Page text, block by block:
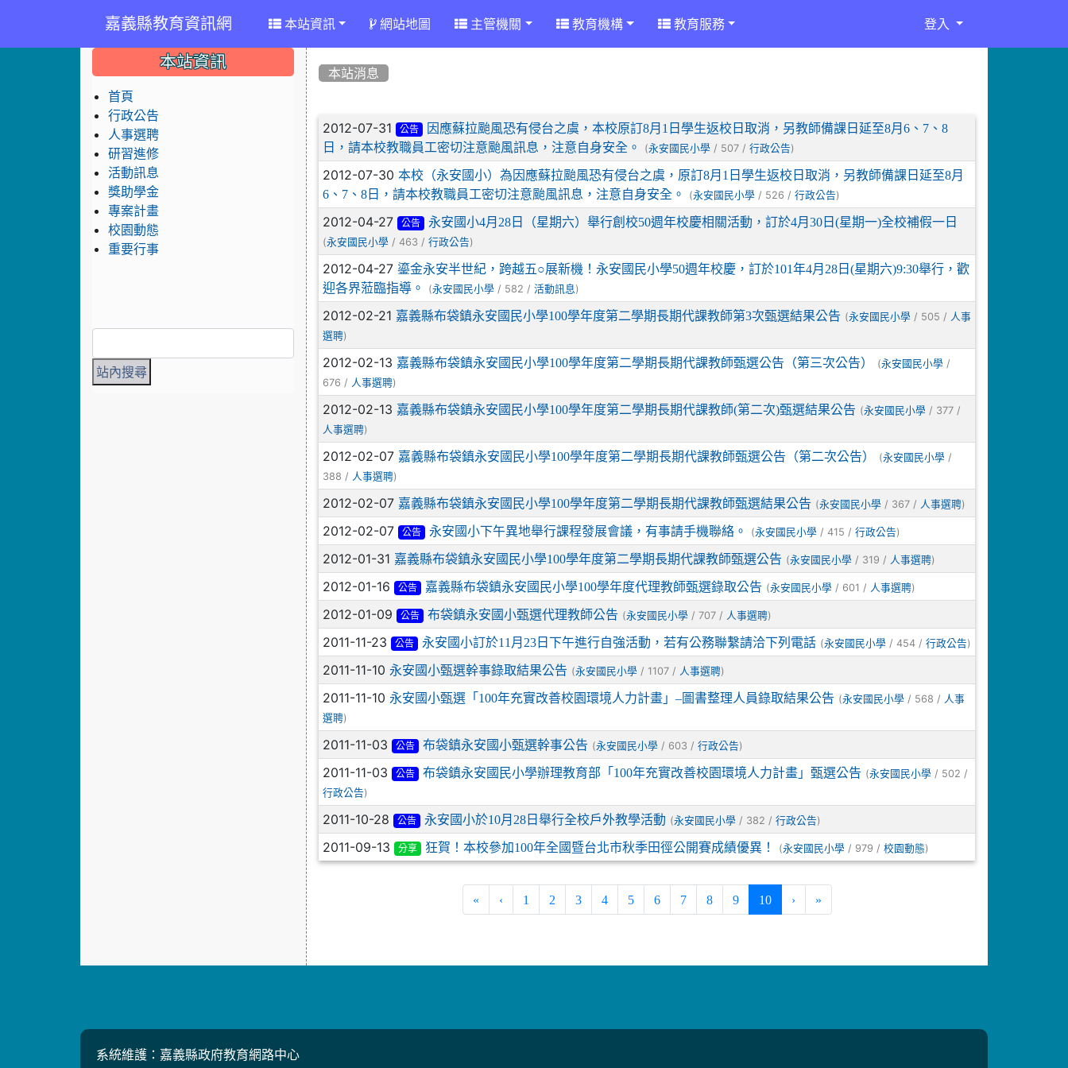
嘉義縣教育資訊網 本站資訊 網站地圖 主管機關 教育機構 教育服務 登入
本站消息
文章列表
2012-07-31 公告
因應蘇拉颱風恐有侵台之虞，本校原訂8月1日學生返校日取消，另教師備課日延至8月6、7、8
日，請本校教職員工密切注意颱風訊息，注意自身安全。
(永安國民小學 / 507 /行政公告)
2012-07-30本校（永安國小）為因應蘇拉颱風恐有侵台之虞，原訂8月1日學生返校日取消，另教師備課日延至8月
6、7、8日，請本校教職員工密切注意颱風訊息，注意自身安全。
(永安國民小學 / 526 /行政公告)
2012-04-27 公告 永安國小4月28日（星期六）舉行創校50週年校慶相關活動，訂於4月30日(星期一)全校補假一日
(永安國民小學 / 463 /行政公告)
2012-04-27鎏金永安半世紀，跨越五○展新機！永安國民小學50週年校慶，訂於101年4月28日(星期六)9:30舉行，歡
迎各界蒞臨指導。
(永安國民小學 / 582 /活動訊息 )
2012-02-21 嘉義縣布袋鎮永安國民小學100學年度第二學期長期代課教師第3次甄選結果公告 (永安國民小學 / 505 / 人事
選聘)
2012-02-13 嘉義縣布袋鎮永安國民小學100學年度第二學期長期代課教師甄選公告（第三次公告） (永安國民小學 /
676 / 人事選聘)
2012-02-13 嘉義縣布袋鎮永安國民小學100學年度第二學期長期代課教師(第二次)甄選結果公告 (永安國民小學 / 377 /
人事選聘)
2012-02-07 嘉義縣布袋鎮永安國民小學100學年度第二學期長期代課教師甄選公告（第二次公告） (永安國民小學 /
388 / 人事選聘)
2012-02-07 嘉義縣布袋鎮永安國民小學100學年度第二學期長期代課教師甄選結果公告 (永安國民小學 / 367 / 人事選聘)
2012-02-07 公告 永安國小下午異地舉行課程發展會議，有事請手機聯絡。 (永安國民小學 / 415 / 行政公告)
2012-01-31 嘉義縣布袋鎮永安國民小學100學年度第二學期長期代課教師甄選公告 (永安國民小學 / 319 / 人事選聘)
2012-01-16 公告 嘉義縣布袋鎮永安國民小學100學年度代理教師甄選錄取公告 (永安國民小學 / 601 / 人事選聘)
2012-01-09 公告 布袋鎮永安國小甄選代理教師公告 (永安國民小學 / 707 / 人事選聘)
2011-11-23 公告 永安國小訂於11月23日下午進行自強活動，若有公務聯繫請洽下列電話 (永安國民小學 / 454 / 行政公告)
2011-11-10永安國小甄選幹事錄取結果公告 (永安國民小學 / 1107 / 人事選聘)
2011-11-10永安國小甄選「100年充實改善校園環境人力計畫」–圖書整理人員錄取結果公告 (永安國民小學 / 568 / 人事
選聘)
2011-11-03 公告 布袋鎮永安國小甄選幹事公告 (永安國民小學 / 603 / 行政公告)
2011-11-03 公告 布袋鎮永安國民小學辦理教育部「100年充實改善校園環境人力計畫」甄選公告 (永安國民小學 / 502 /
行政公告)
2011-10-28 公告 永安國小於10月28日舉行全校戶外教學活動 (永安國民小學 / 382 / 行政公告)
2011-09-13 分享 狂賀！本校參加100年全國暨台北市秋季田徑公開賽成績優異！ (永安國民小學 / 979 / 校園動態)
« ‹ 1 2 3 4 5 6 7 8 9 10(current)
› »
::: 本站資訊
首頁
行政公告
人事選聘
研習進修
活動訊息
獎助學金
專案計畫
校園動態
重要行事
系統維護：嘉義縣政府教育網路中心